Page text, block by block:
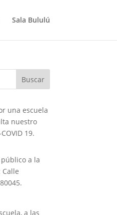
Sala Bululú
una escuela
nuestro
19.
a la
a las